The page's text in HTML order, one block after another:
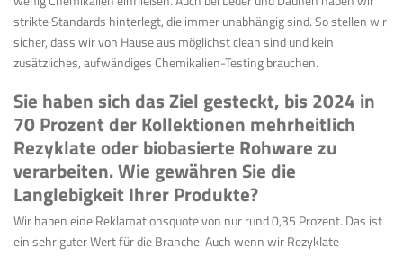
strikte Standards hinterlegt, die immer unabhängig sind. So stellen wir
sicher, dass wir von Hause aus möglichst clean sind und kein
zusätzliches, aufwändiges Chemikalien-Testing brauchen.
Sie haben sich das Ziel gesteckt, bis 2024 in
70 Prozent der Kollektionen mehrheitlich
Rezyklate oder biobasierte Rohware zu
verarbeiten. Wie gewähren Sie die
Langlebigkeit Ihrer Produkte?
Wir haben eine Reklamationsquote von nur rund 0,35 Prozent. Das ist
ein sehr guter Wert für die Branche. Auch wenn wir Rezyklate